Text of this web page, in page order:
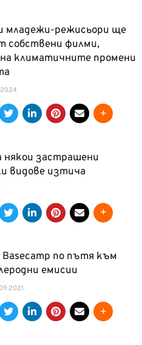
младежи-режисьори ще
собствени филми,
климатичните промени
някои застрашени
видове изтича
Basecamp по пътя към
емисии